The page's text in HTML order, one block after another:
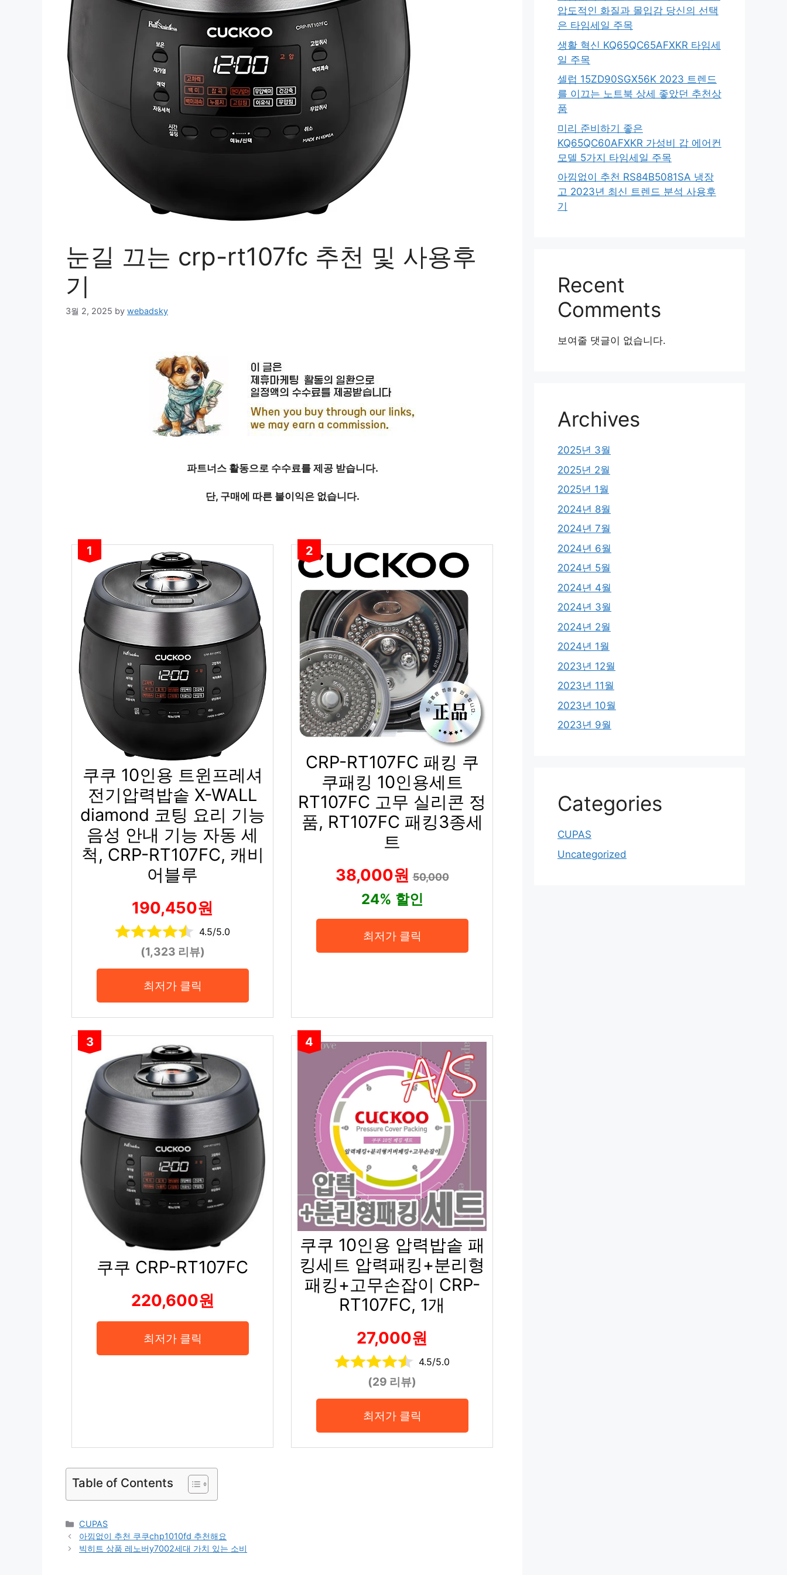
눈길 끄는 crp-rt107fc 추천 및 사용후
기
3월 2, 2025 by webadsky
파트너스 활동으로 수수료를 제공 받습니다.
단, 구매에 따른 불이익은 없습니다.
1
쿠쿠 10인용 트윈프레셔
전기압력밥솥 X-WALL
diamond 코팅 요리 기능
음성 안내 기능 자동 세
척, CRP-RT107FC, 캐비
어블루
190,450원
4.5/5.0
(1,323 리뷰)
최저가 클릭
2
CRP-RT107FC 패킹 쿠
쿠패킹 10인용세트
RT107FC 고무 실리콘 정
품, RT107FC 패킹3종세
트
38,000원50,000
24% 할인
최저가 클릭
3
쿠쿠 CRP-RT107FC
220,600원
최저가 클릭
4
쿠쿠 10인용 압력밥솥 패
킹세트 압력패킹+분리형
패킹+고무손잡이 CRP-
RT107FC, 1개
27,000원
4.5/5.0
(29 리뷰)
최저가 클릭
Table of Contents
Categories
CUPAS
아낌없이 추천 쿠쿠chp1010fd 추천해요
빅히트 상품 레노버y7002세대 가치 있는 소비
압도적인 화질과 몰입감 당신의 선택
은 타임세일 주목
생활 혁신 KQ65QC65AFXKR 타임세
일 주목
셀럽 15ZD90SGX56K 2023 트렌드
를 이끄는 노트북 상세 좋았던 추천상
품
미리 준비하기 좋은
KQ65QC60AFXKR 가성비 갑 에어컨
모델 5가지 타임세일 주목
아낌없이 추천 RS84B5081SA 냉장
고 2023년 최신 트렌드 분석 사용후
기
Recent
Comments
보여줄 댓글이 없습니다.
Archives
2025년 3월
2025년 2월
2025년 1월
2024년 8월
2024년 7월
2024년 6월
2024년 5월
2024년 4월
2024년 3월
2024년 2월
2024년 1월
2023년 12월
2023년 11월
2023년 10월
2023년 9월
Categories
CUPAS
Uncategorized